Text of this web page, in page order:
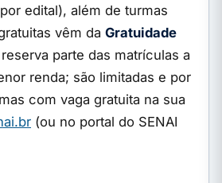
edital), além de turmas
vêm da Gratuidade
parte das matrículas a
renda; são limitadas e por
com vaga gratuita na sua
(ou no portal do SENAI